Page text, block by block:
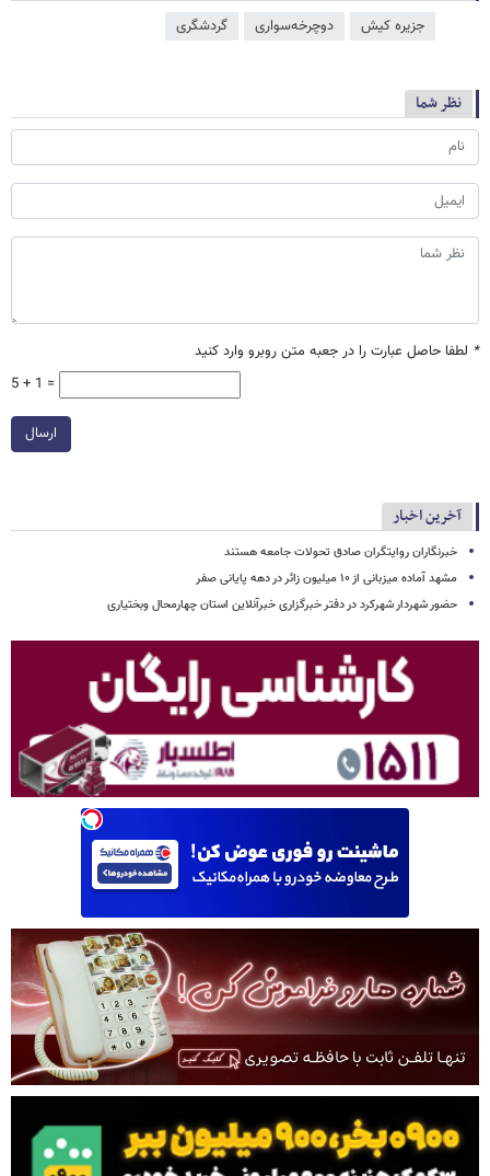
جزیره کیش دوچرخه‌سواری گردشگری
نظر شما
* لطفا حاصل عبارت را در جعبه متن روبرو وارد کنید
5 + 1 =
ارسال
آخرین اخبار
خبرنگاران روایتگران صادق تحولات جامعه هستند
مشهد آماده میزبانی از ۱۰ میلیون زائر در دهه پایانی صفر
حضور شهردار شهرکرد در دفتر خبرگزاری خبرآنلاین استان چهارمحال وبختیاری